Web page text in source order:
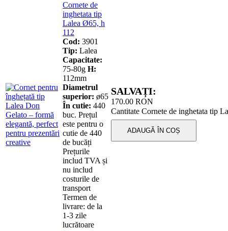
Cornete de
inghetata tip
Lalea Ø65, h
112
Cod: 3901
Tip: Lalea
Capacitate:
75-80g H:
112mm
Diametrul
superior: ø65
În cutie: 440
buc. Prețul
este pentru o
cutie de 440
de bucăți
Prețurile
includ TVA și
nu includ
costurile de
transport
Termen de
livrare: de la
1-3 zile
lucrătoare
SALVAȚI:
170.00 RON
Cantitate Cornete de inghetata tip
ADAUGĂ ÎN COȘ